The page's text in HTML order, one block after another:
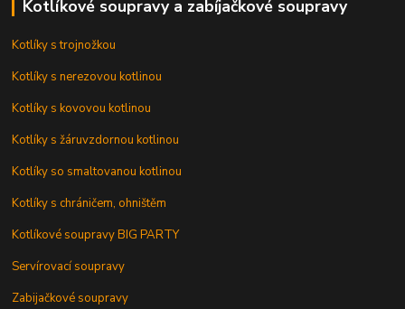
Kotlíkové soupravy a zabíjačkové soupravy
Kotlíky s trojnožkou
Kotlíky s nerezovou kotlinou
Kotlíky s kovovou kotlinou
Kotlíky s žáruvzdornou kotlinou
Kotlíky so smaltovanou kotlinou
Kotlíky s chráničem, ohništěm
Kotlíkové soupravy BIG PARTY
Servírovací soupravy
Zabijačkové soupravy